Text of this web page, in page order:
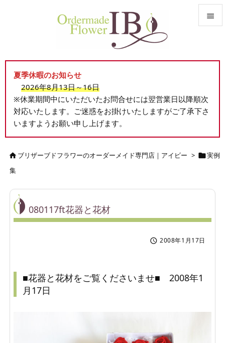


前へ

検索
夏季休暇のお知らせ
2026年8月13日～16日
※休業期間中にいただいたお問合せには翌営業日以降順次
対応いたします。ご迷惑をお掛けいたしますがご了承下さ
いますようお願い申し上げます。
ブリザーブドフラワーのオーダーメイド専門店｜アイビー > 実例
集
080117ft花器と花材
 2008年1月17日
■花器と花材をご覧くださいませ■ 2008年1
月17日